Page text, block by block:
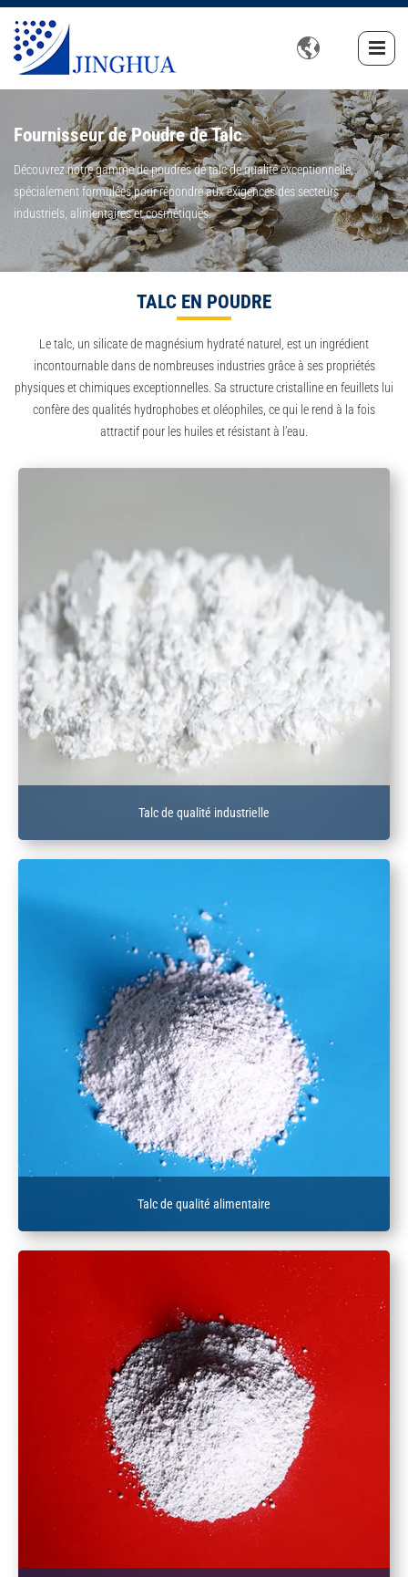

Fournisseur de Poudre de Talc
Découvrez notre gamme de poudres de talc de qualité exceptionnelle,
spécialement formulées pour répondre aux exigences des secteurs
industriels, alimentaires et cosmétiques.
TALC EN POUDRE
Le talc, un silicate de magnésium hydraté naturel, est un ingrédient
incontournable dans de nombreuses industries grâce à ses propriétés
physiques et chimiques exceptionnelles. Sa structure cristalline en feuillets lui
confère des qualités hydrophobes et oléophiles, ce qui le rend à la fois
attractif pour les huiles et résistant à l’eau.
Talc de qualité industrielle
Talc de qualité alimentaire